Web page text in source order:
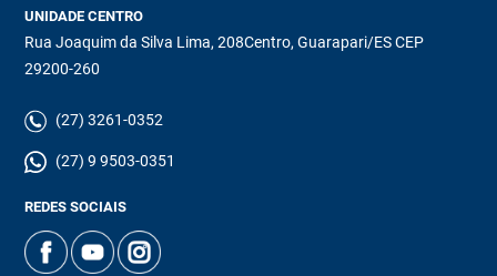
UNIDADE CENTRO
Rua Joaquim da Silva Lima, 208Centro, Guarapari/ES CEP
29200-260
(27) 3261-0352
(27) 9 9503-0351
REDES SOCIAIS